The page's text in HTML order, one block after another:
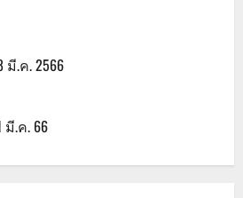
.ค. 2566
.ค. 66